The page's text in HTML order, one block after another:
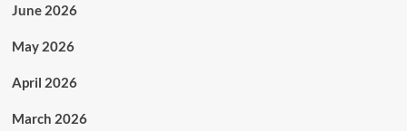
June 2026
May 2026
April 2026
March 2026